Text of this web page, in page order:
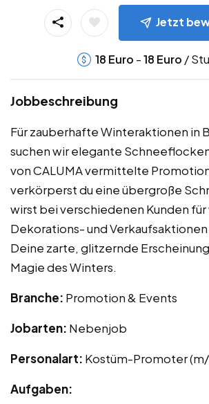
Jetzt
18 Euro -18 Euro /
Jobbeschreibung
Für zauberhafte Winteraktionen in
suchen wir elegante
von CALUMA vermittelte
verkörperst du eine übergroße
wirst bei verschiedenen Kunden
Dekorations- und
Deine zarte, glitzernde
Magie des Winters.
Branche: Promotion & Events
Jobarten: Nebenjob
Personalart: Kostüm-Promoter
Aufgaben: